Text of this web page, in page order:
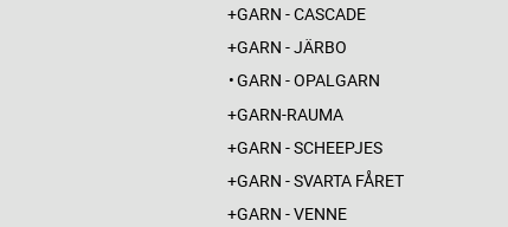
GARN - CASCADE
GARN - JÄRBO
GARN - OPALGARN
GARN-RAUMA
GARN - SCHEEPJES
GARN - SVARTA FÅRET
GARN - VENNE